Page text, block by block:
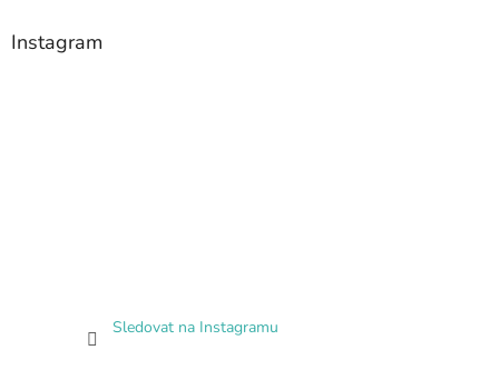
Instagram
Sledovat na Instagramu